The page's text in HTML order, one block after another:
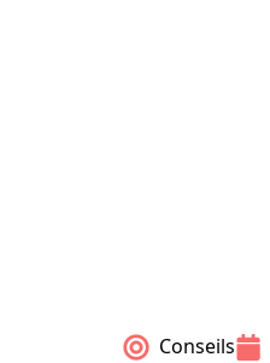
Conseils